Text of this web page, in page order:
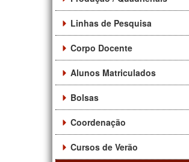
Linhas de Pesquisa
Corpo Docente
Alunos Matriculados
Bolsas
Coordenação
Cursos de Verão